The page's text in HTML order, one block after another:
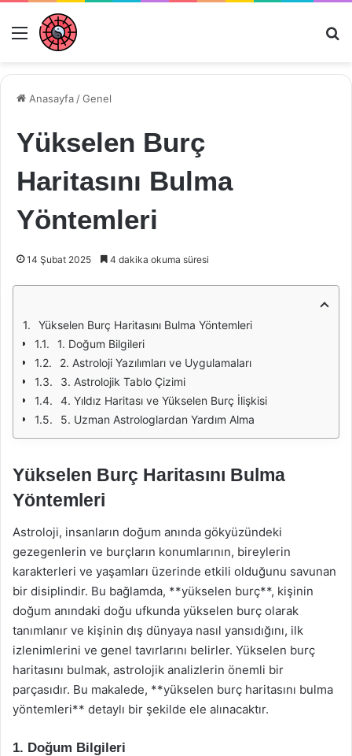
Menü
Anasayfa /Genel
Yükselen Burç
Haritasını Bulma
Yöntemleri
14 Şubat 2025 4 dakika okuma süresi
Yükselen Burç Haritasını Bulma Yöntemleri
1. Doğum Bilgileri
2. Astroloji Yazılımları ve Uygulamaları
3. Astrolojik Tablo Çizimi
4. Yıldız Haritası ve Yükselen Burç İlişkisi
5. Uzman Astrologlardan Yardım Alma
Yükselen Burç Haritasını Bulma
Yöntemleri
Astroloji, insanların doğum anında gökyüzündeki
gezegenlerin ve burçların konumlarının, bireylerin
karakterleri ve yaşamları üzerinde etkili olduğunu savunan
bir disiplindir. Bu bağlamda, **yükselen burç**, kişinin
doğum anındaki doğu ufkunda yükselen burç olarak
tanımlanır ve kişinin dış dünyaya nasıl yansıdığını, ilk
izlenimlerini ve genel tavırlarını belirler. Yükselen burç
haritasını bulmak, astrolojik analizlerin önemli bir
parçasıdır. Bu makalede, **yükselen burç haritasını bulma
yöntemleri** detaylı bir şekilde ele alınacaktır.
1. Doğum Bilgileri